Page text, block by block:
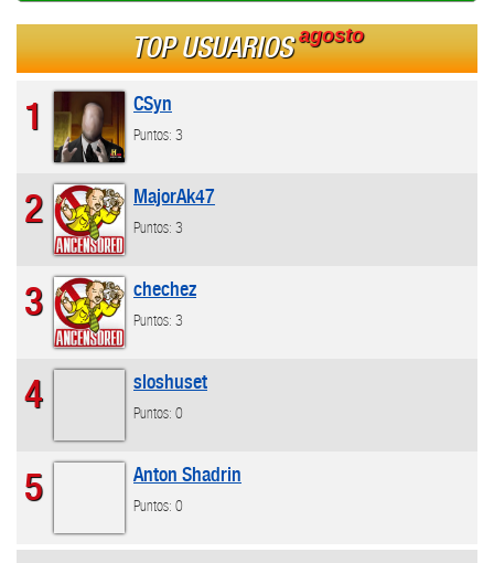
TOP USUARIOSagosto
1 CSyn
Puntos: 3
2 MajorAk47
Puntos: 3
3 chechez
Puntos: 3
4 sloshuset
Puntos: 0
5 Anton Shadrin
Puntos: 0